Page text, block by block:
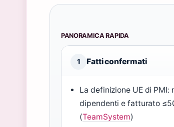
PANORAMICA RAPIDA
1 Fatti confermati
La definizione UE di PMI:
dipendenti e fatturato
(TeamSystem)